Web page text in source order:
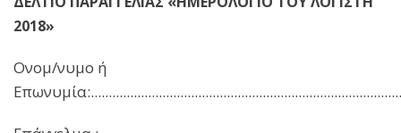
2018»
Ονομ/νυμο ή